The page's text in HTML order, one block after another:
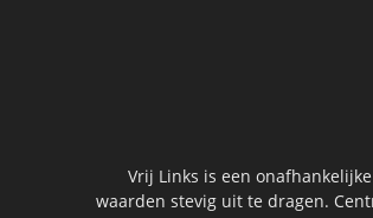
Vrij Links is een
waarden stevig uit te dragen.